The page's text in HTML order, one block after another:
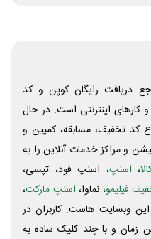
دریافت رایگان کوپن و کد
اینترنتی است. در حال
کد تخفیف، مسابقه، کمپین و
و مراکز خدمات آنلاین را به
، اسنپ، اسنپ فود، تپسی،
فیلیمو، نماوا، اسنپ مارکت،
این وبسایت ‌هاست. کاربران در
زمان و با چند کلیک ساده به